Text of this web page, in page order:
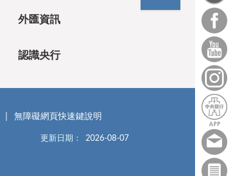
外匯資訊
認識央行
無障礙網頁快速鍵說明
更新日期： 2026-08-07